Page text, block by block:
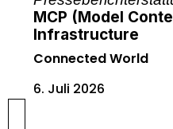
MCP (Model
Infrastructure
Connected World
6. Juli 2026